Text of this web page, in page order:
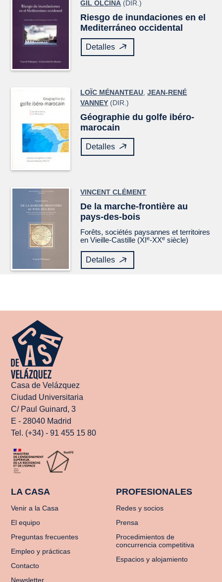
GIL OLCINA (DIR.)
Riesgo de inundaciones en el
Mediterráneo occidental
Detalles
LOÏC MÉNANTEAU ,JEAN-RENÉ
VANNEY (DIR.)
Géographie du golfe ibéro-
marocain
Detalles
VINCENT CLÉMENT
De la marche-frontière au
pays-des-bois
Forêts, sociétés paysannes et territoires
en Vieille-Castille (XIe-XXe siècle)
Detalles
Casa de Velázquez
Ciudad Universitaria
C/ Paul Guinard, 3
E - 28040 Madrid
Tel. (+34) - 91 455 15 80
LA CASA
Venir a la Casa
El equipo
Preguntas frecuentes
Empleo y prácticas
Contacto
Newsletter
PROFESIONALES
Redes y socios
Prensa
Procedimientos de
concurrencia competitiva
Espacios y alojamiento